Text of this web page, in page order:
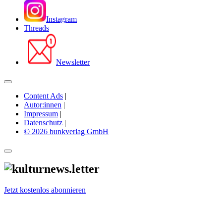
Instagram
Threads
Newsletter
Content Ads |
Autor:innen |
Impressum |
Datenschutz |
© 2026 bunkverlag GmbH
Jetzt kostenlos abonnieren